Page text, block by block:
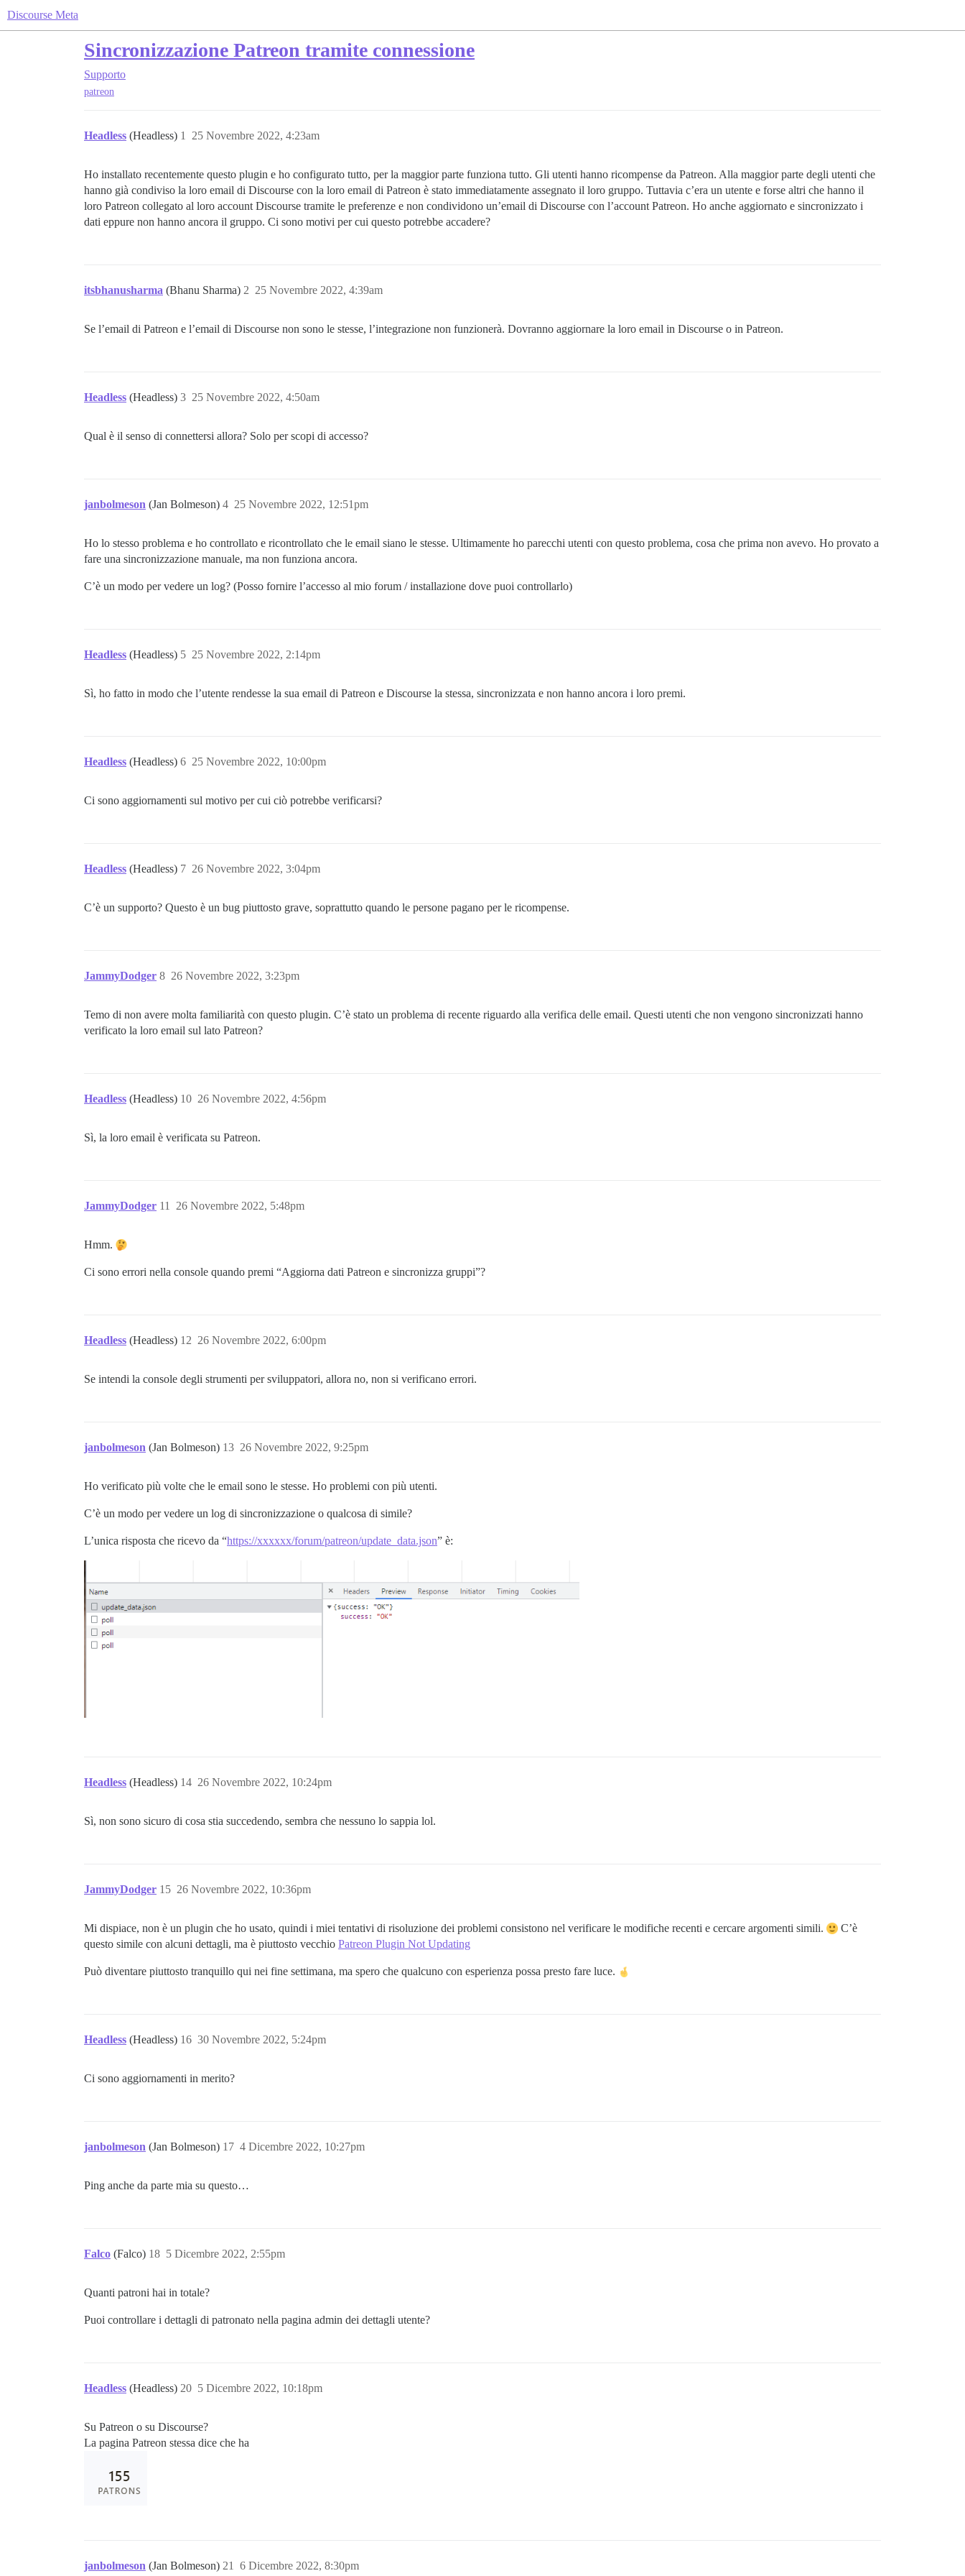
Discourse Meta
Sincronizzazione Patreon tramite connessione
Supporto
patreon
Headless (Headless) 25 Novembre 2022, 4:23am
1
Ho installato recentemente questo plugin e ho configurato tutto, per la maggior parte funziona tutto. Gli utenti hanno ricompense da Patreon. Alla maggior parte degli utenti che
hanno già condiviso la loro email di Discourse con la loro email di Patreon è stato immediatamente assegnato il loro gruppo. Tuttavia c’era un utente e forse altri che hanno il
loro Patreon collegato al loro account Discourse tramite le preferenze e non condividono un’email di Discourse con l’account Patreon. Ho anche aggiornato e sincronizzato i
dati eppure non hanno ancora il gruppo. Ci sono motivi per cui questo potrebbe accadere?
itsbhanusharma (Bhanu Sharma) 25 Novembre 2022, 4:39am
2
Se l’email di Patreon e l’email di Discourse non sono le stesse, l’integrazione non funzionerà. Dovranno aggiornare la loro email in Discourse o in Patreon.
Headless (Headless) 25 Novembre 2022, 4:50am
3
Qual è il senso di connettersi allora? Solo per scopi di accesso?
janbolmeson (Jan Bolmeson) 25 Novembre 2022, 12:51pm
4
Ho lo stesso problema e ho controllato e ricontrollato che le email siano le stesse. Ultimamente ho parecchi utenti con questo problema, cosa che prima non avevo. Ho provato a
fare una sincronizzazione manuale, ma non funziona ancora.
C’è un modo per vedere un log? (Posso fornire l’accesso al mio forum / installazione dove puoi controllarlo)
Headless (Headless) 25 Novembre 2022, 2:14pm
5
Sì, ho fatto in modo che l’utente rendesse la sua email di Patreon e Discourse la stessa, sincronizzata e non hanno ancora i loro premi.
Headless (Headless) 25 Novembre 2022, 10:00pm
6
Ci sono aggiornamenti sul motivo per cui ciò potrebbe verificarsi?
Headless (Headless) 26 Novembre 2022, 3:04pm
7
C’è un supporto? Questo è un bug piuttosto grave, soprattutto quando le persone pagano per le ricompense.
JammyDodger 26 Novembre 2022, 3:23pm
8
Temo di non avere molta familiarità con questo plugin. C’è stato un problema di recente riguardo alla verifica delle email. Questi utenti che non vengono sincronizzati hanno
verificato la loro email sul lato Patreon?
Headless (Headless) 26 Novembre 2022, 4:56pm
10
Sì, la loro email è verificata su Patreon.
JammyDodger 26 Novembre 2022, 5:48pm
11
Hmm.
Ci sono errori nella console quando premi “Aggiorna dati Patreon e sincronizza gruppi”?
Headless (Headless) 26 Novembre 2022, 6:00pm
12
Se intendi la console degli strumenti per sviluppatori, allora no, non si verificano errori.
janbolmeson (Jan Bolmeson) 26 Novembre 2022, 9:25pm
13
Ho verificato più volte che le email sono le stesse. Ho problemi con più utenti.
C’è un modo per vedere un log di sincronizzazione o qualcosa di simile?
L’unica risposta che ricevo da “https://xxxxxx/forum/patreon/update_data.json” è:
Headless (Headless) 26 Novembre 2022, 10:24pm
14
Sì, non sono sicuro di cosa stia succedendo, sembra che nessuno lo sappia lol.
JammyDodger 26 Novembre 2022, 10:36pm
15
Mi dispiace, non è un plugin che ho usato, quindi i miei tentativi di risoluzione dei problemi consistono nel verificare le modifiche recenti e cercare argomenti simili.
C’è
questo simile con alcuni dettagli, ma è piuttosto vecchio Patreon Plugin Not Updating
Può diventare piuttosto tranquillo qui nei fine settimana, ma spero che qualcuno con esperienza possa presto fare luce.
Headless (Headless) 30 Novembre 2022, 5:24pm
16
Ci sono aggiornamenti in merito?
janbolmeson (Jan Bolmeson) 4 Dicembre 2022, 10:27pm
17
Ping anche da parte mia su questo…
Falco (Falco) 5 Dicembre 2022, 2:55pm
18
Quanti patroni hai in totale?
Puoi controllare i dettagli di patronato nella pagina admin dei dettagli utente?
Headless (Headless) 5 Dicembre 2022, 10:18pm
20
Su Patreon o su Discourse?
La pagina Patreon stessa dice che ha
janbolmeson (Jan Bolmeson) 6 Dicembre 2022, 8:30pm
21